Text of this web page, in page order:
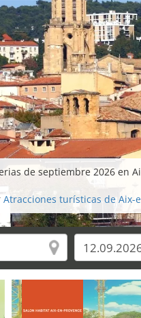
de septiembre 2026 en
Atracciones turísticas de Aix-